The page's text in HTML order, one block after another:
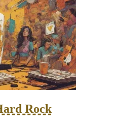
Rock